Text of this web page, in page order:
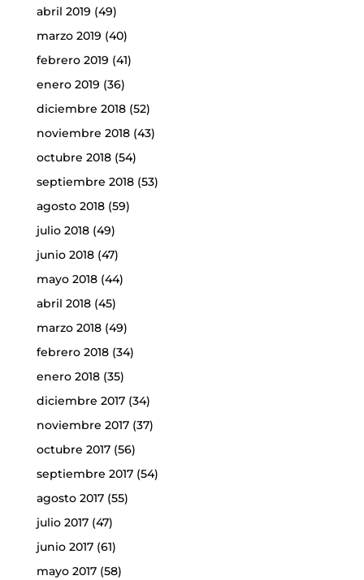
abril 2019 (49)
marzo 2019 (40)
febrero 2019 (41)
enero 2019 (36)
diciembre 2018(52)
noviembre 2018(43)
octubre 2018(54)
septiembre 2018(53)
agosto 2018(59)
julio 2018(49)
junio 2018(47)
mayo 2018(44)
abril 2018(45)
marzo 2018(49)
febrero 2018(34)
enero 2018(35)
diciembre 2017(34)
noviembre 2017(37)
octubre 2017(56)
septiembre 2017(54)
agosto 2017(55)
julio 2017(47)
junio 2017(61)
mayo 2017(58)